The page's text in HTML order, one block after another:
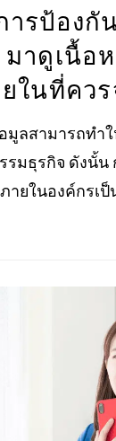
รป้องกั
าดูเนื้อ
ในที่คว
มูลสามารถทำ
มธุรกิจ ดังนั้น
ายในองค์กรเ